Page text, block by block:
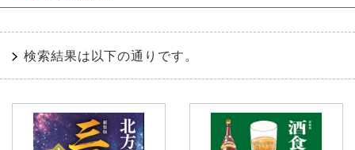
検索結果は以下の通りです。